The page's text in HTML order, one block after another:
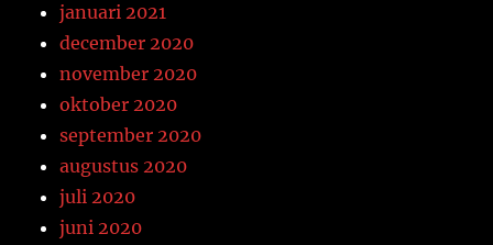
januari 2021
december 2020
november 2020
oktober 2020
september 2020
augustus 2020
juli 2020
juni 2020